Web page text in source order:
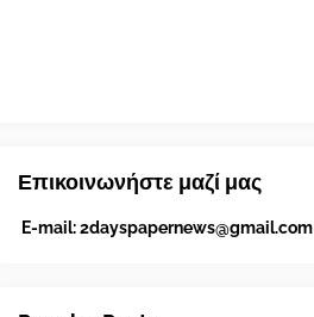
Επικοινωνήστε μαζί μας
E-mail:2dayspapernews@gmail.com